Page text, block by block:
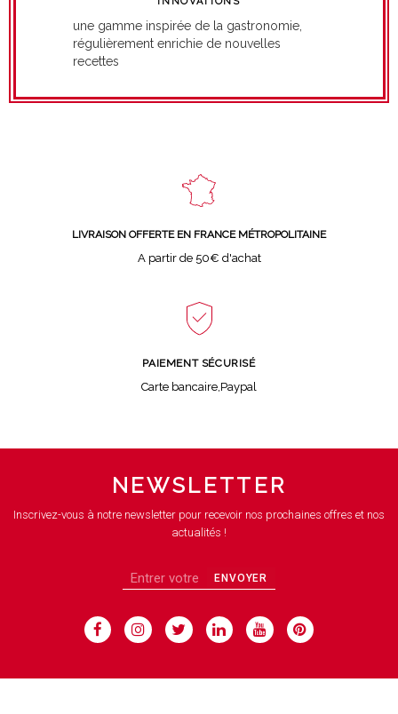
une gamme inspirée de la gastronomie,
régulièrement enrichie de nouvelles
recettes
LIVRAISON OFFERTE EN FRANCE MÉTROPOLITAINE
A partir de 50€ d'achat
PAIEMENT SÉCURISÉ
Carte bancaire,Paypal
NEWSLETTER
Inscrivez-vous à notre newsletter pour recevoir nos prochaines offres et nos
actualités !
ENVOYER